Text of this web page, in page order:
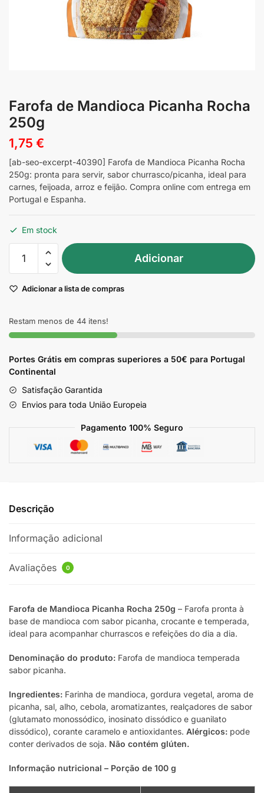
Farofa de Mandioca Picanha Rocha
250g
1,75 €
[ab-seo-excerpt-40390] Farofa de Mandioca Picanha Rocha
250g: pronta para servir, sabor churrasco/picanha, ideal para
carnes, feijoada, arroz e feijão. Compra online com entrega em
Portugal e Espanha.
Em stock
Quantidade
de
Picanha
Rocha
Adicionar
Adicionar a lista de compras
Restam menos de 44 itens!
Portes Grátis em compras superiores a 50€ para Portugal
Continental
Satisfação Garantida
Envios para toda União Europeia
Pagamento 100% Seguro
Descrição
Informação adicional
Avaliações 0
Farofa de Mandioca Picanha Rocha 250g – Farofa pronta à
base de mandioca com sabor picanha, crocante e temperada,
ideal para acompanhar churrascos e refeições do dia a dia.
Denominação do produto: Farofa de mandioca temperada
sabor picanha.
Ingredientes: Farinha de mandioca, gordura vegetal, aroma de
picanha, sal, alho, cebola, aromatizantes, realçadores de sabor
(glutamato monossódico, inosinato dissódico e guanilato
dissódico), corante caramelo e antioxidantes. Alérgicos: pode
conter derivados de soja. Não contém glúten.
Informação nutricional – Porção de 100 g